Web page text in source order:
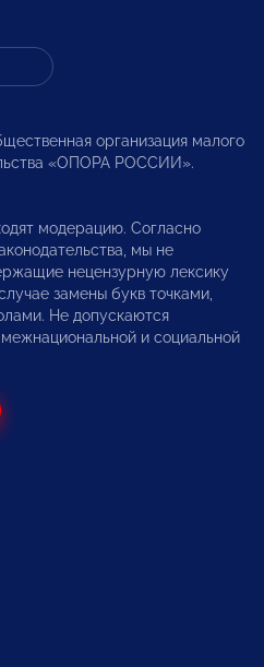
организация малого
«ОПОРА РОССИИ».
модерацию. Согласно
мы не
нецензурную лексику
замены букв точками,
Не допускаются
и социальной